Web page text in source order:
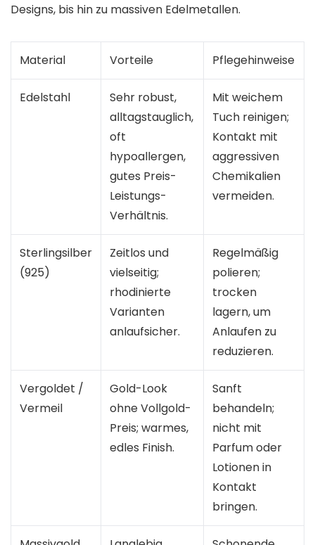
Designs, bis hin zu massiven Edelmetallen.
Material Vorteile Pflegehinweise
Edelstahl
Sehr robust,
alltagstauglich,
oft
hypoallergen,
gutes Preis-
Leistungs-
Verhältnis.
Mit weichem
Tuch reinigen;
Kontakt mit
aggressiven
Chemikalien
vermeiden.
Sterlingsilber
(925)
Zeitlos und
vielseitig;
rhodinierte
Varianten
anlaufsicher.
Regelmäßig
polieren;
trocken
lagern, um
Anlaufen zu
reduzieren.
Vergoldet /
Vermeil
Gold-Look
ohne Vollgold-
Preis; warmes,
edles Finish.
Sanft
behandeln;
nicht mit
Parfum oder
Lotionen in
Kontakt
bringen.